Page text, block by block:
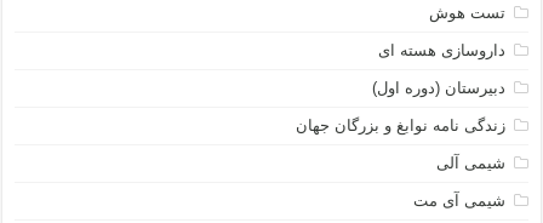
تست هوش
داروسازی هسته ای
دبیرستان (دوره اول)
زندگی نامه نوابغ و بزرگان جهان
شیمی آلی
شیمی آی مت